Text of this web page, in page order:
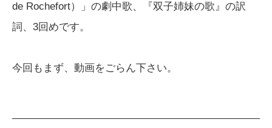
de Rochefort）」の劇中歌、『双子姉妹の歌』の訳
詞、3回めです。
今回もまず、動画をごらん下さい。